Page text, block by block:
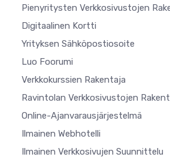
Pienyritysten Verkkosivustojen
Digitaalinen Kortti
Yrityksen Sähköpostiosoite
Luo Foorumi
Verkkokurssien Rakentaja
Ravintolan Verkkosivustojen
Online-Ajanvarausjärjestelmä
Ilmainen Webhotelli
Ilmainen Verkkosivujen Suunnittelu